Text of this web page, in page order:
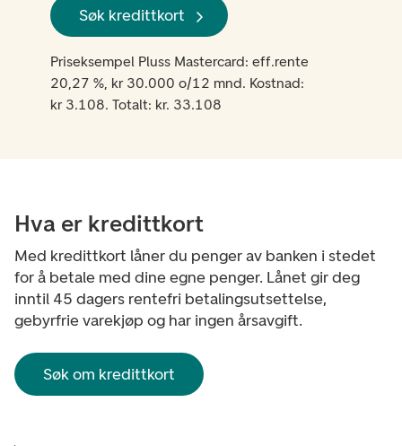
Søk kredittkort
Priseksempel Pluss Mastercard: eff.rente
20,27 %, kr 30.000 o/12 mnd. Kostnad:
kr 3.108. Totalt: kr. 33.108
Hva er kredittkort
Med kredittkort låner du penger av banken i stedet
for å betale med dine egne penger. Lånet gir deg
inntil 45 dagers rentefri betalingsutsettelse,
gebyrfrie varekjøp og har ingen årsavgift.
Søk om kredittkort